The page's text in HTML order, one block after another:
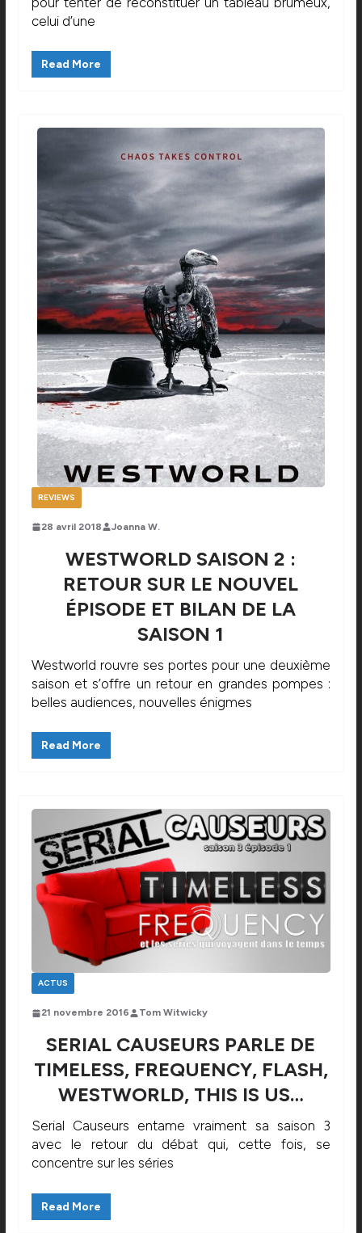
celui d’une
Read More
REVIEWS
28 avril 2018 Joanna W.
WESTWORLD SAISON 2 :
RETOUR SUR LE NOUVEL
ÉPISODE ET BILAN DE LA
SAISON 1
Westworld rouvre ses portes pour une deuxième
saison et s’offre un retour en grandes pompes :
belles audiences, nouvelles énigmes
Read More
ACTUS
21 novembre 2016 Tom Witwicky
SERIAL CAUSEURS PARLE DE
TIMELESS, FREQUENCY, FLASH,
WESTWORLD, THIS IS US…
Serial Causeurs entame vraiment sa saison 3
avec le retour du débat qui, cette fois, se
concentre sur les séries
Read More